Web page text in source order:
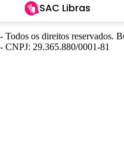
SAC Libras
os direitos reservados.
29.365.880/0001-81